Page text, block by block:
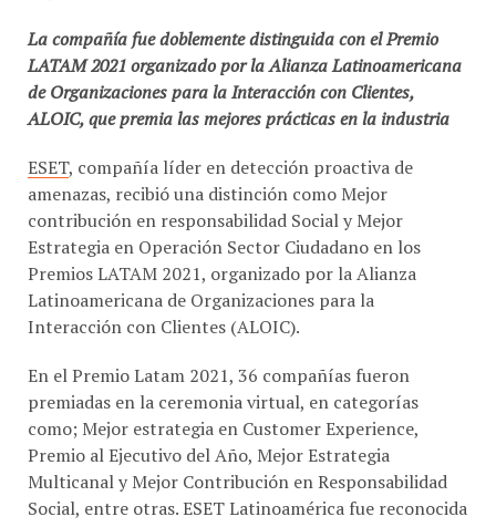
LATAM 2021 organizado por la Alianza Latinoamericana
de Organizaciones para la Interacción con Clientes,
ALOIC, que premia las mejores prácticas en la industria
amenazas, recibió una distinción como Mejor
contribución en responsabilidad Social y Mejor
Estrategia en Operación Sector Ciudadano en los
Premios LATAM 2021, organizado por la Alianza
Latinoamericana de Organizaciones para la
Interacción con Clientes (ALOIC).
premiadas en la ceremonia virtual, en categorías
como; Mejor estrategia en Customer Experience,
Premio al Ejecutivo del Año, Mejor Estrategia
Multicanal y Mejor Contribución en Responsabilidad
Social, entre otras. ESET Latinoamérica fue reconocida
como Mejor contribución en responsabilidad Social en